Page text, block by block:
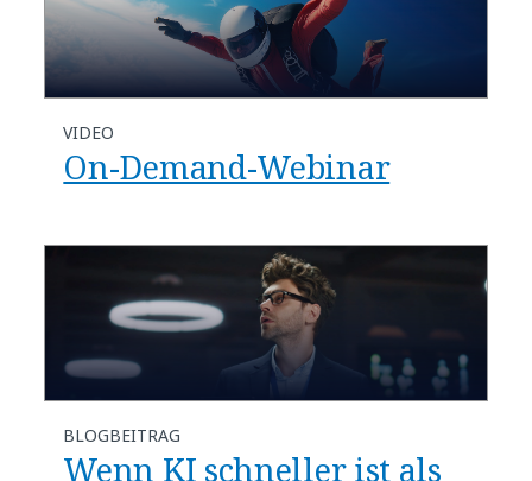
VIDEO
On-Demand-Webinar
BLOGBEITRAG
Wenn KI schneller ist als